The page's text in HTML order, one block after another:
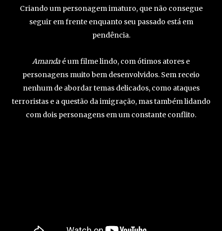
Criando um personagem imaturo, que não consegue
seguir em frente enquanto seu passado está em
pendência.
Amanda é um filme lindo, com ótimos atores e
personagens muito bem desenvolvidos. Sem receio
nenhum de abordar temas delicados, como ataques
terroristas e a questão da imigração, mas também lidando
com dois personagens em um constante conflito.